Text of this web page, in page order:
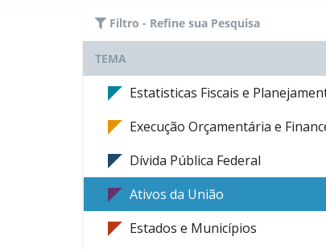
Filtro - Refine sua Pesquisa
TEMA
Estatisticas Fiscais e
Execução Orçamentária e
Dívida Pública Federal
Ativos da União
Estados e Municípios